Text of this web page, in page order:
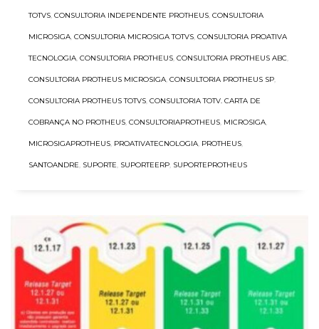
TOTVS, CONSULTORIA INDEPENDENTE PROTHEUS, CONSULTORIA
MICROSIGA, CONSULTORIA MICROSIGA TOTVS, CONSULTORIA PROATIVA
TECNOLOGIA, CONSULTORIA PROTHEUS, CONSULTORIA PROTHEUS ABC,
CONSULTORIA PROTHEUS MICROSIGA, CONSULTORIA PROTHEUS SP,
CONSULTORIA PROTHEUS TOTVS, CONSULTORIA TOTV. CARTA DE
COBRANÇA NO PROTHEUS, CONSULTORIAPROTHEUS, MICROSIGA,
MICROSIGAPROTHEUS, PROATIVATECNOLOGIA, PROTHEUS,
SANTOANDRE, SUPORTE, SUPORTEERP, SUPORTEPROTHEUS